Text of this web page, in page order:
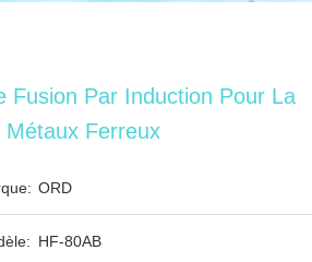
Fusion Par Induction Pour La
Métaux Ferreux
ORD
HF-80AB